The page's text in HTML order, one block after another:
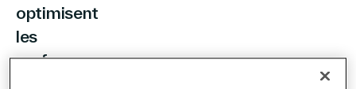
optimisent
les
performances